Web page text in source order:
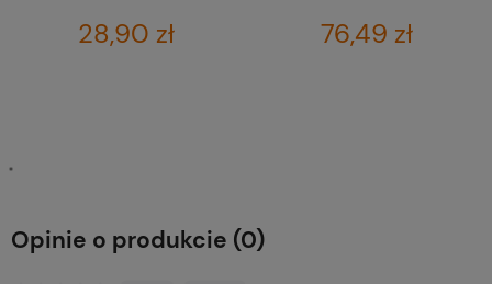
28,90 zł 76,49 zł
Opinie o produkcie (0)